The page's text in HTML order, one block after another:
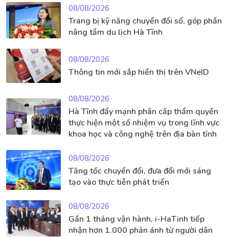
08/08/2026
Trang bị kỹ năng chuyển đổi số, góp phần
nâng tầm du lịch Hà Tĩnh
08/08/2026
Thông tin mới sắp hiển thị trên VNeID
08/08/2026
Hà Tĩnh đẩy mạnh phân cấp thẩm quyền
thực hiện một số nhiệm vụ trong lĩnh vực
khoa học và công nghệ trên địa bàn tỉnh
08/08/2026
Tăng tốc chuyển đổi, đưa đổi mới sáng
tạo vào thực tiễn phát triển
08/08/2026
Gần 1 tháng vận hành, i-HaTinh tiếp
nhận hơn 1.000 phản ánh từ người dân